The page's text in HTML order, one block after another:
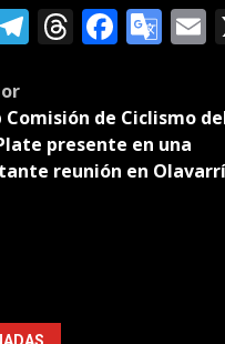
Telegram
Threads
Comisión de Ciclismo
presente en una
reunión en